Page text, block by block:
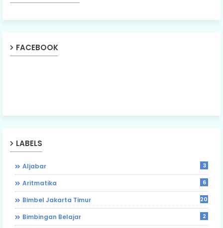
FACEBOOK
LABELS
Aljabar 3
Aritmatika 6
Bimbel Jakarta Timur 203
Bimbingan Belajar 2